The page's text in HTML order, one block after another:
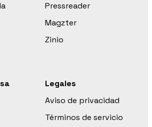
Pressreader
Magzter
Zinio
Legales
Aviso de privacidad
Términos de servicio